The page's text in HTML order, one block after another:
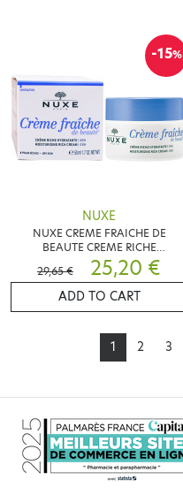
-15%
NUXE
NUXE CREME FRAICHE DE
BEAUTE CREME RICHE
HYDRATANTE 50ML
29,65 € 25,20 €
ADD TO CART
1 2 3